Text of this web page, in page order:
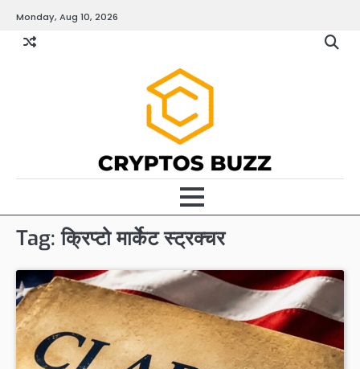
content
Monday, Aug 10, 2026
Tag:क्रिप्टो मार्केट स्ट्रक्चर